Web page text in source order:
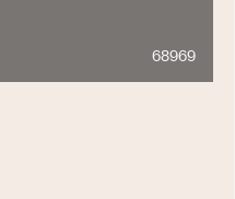
68969